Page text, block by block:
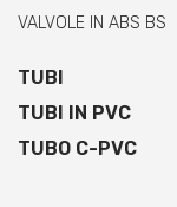
VALVOLE IN ABS BS
TUBI
TUBI IN PVC
TUBO C-PVC